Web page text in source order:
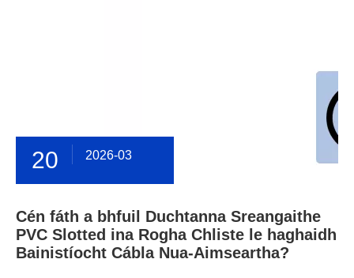
20 2026-03
Cén fáth a bhfuil Duchtanna Sreangaithe
PVC Slotted ina Rogha Chliste le haghaidh
Bainistíocht Cábla Nua-Aimseartha?